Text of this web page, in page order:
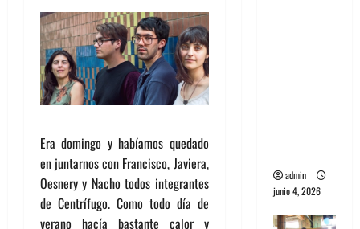
Era domingo y habíamos quedado
en juntarnos con Francisco, Javiera,
Oesnery y Nacho todos integrantes
de Centrífugo. Como todo día de
verano hacía bastante calor y
admin
junio 4, 2026